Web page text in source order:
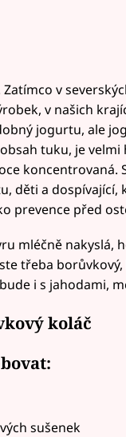
Zatímco v
v našich
jogurtu, ale
tuku, je
děti a
prevence před
mléčně nakyslá,
třeba
i s jahodami,
koláč
sušenek